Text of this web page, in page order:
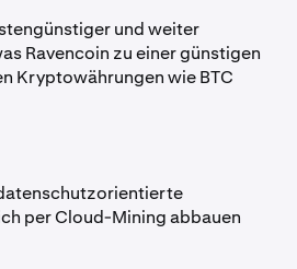
und weiter
Ravencoin zu einer günstigen
Kryptowährungen wie BTC
per Cloud-Mining abbauen